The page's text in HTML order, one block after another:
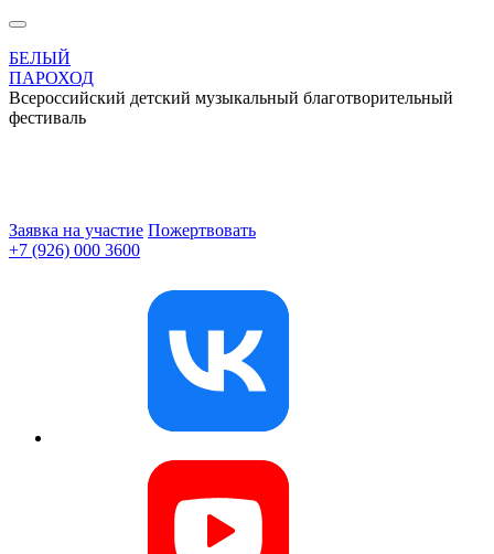
БЕЛЫЙ
ПАРОХОД
Всероссийский детский музыкальный благотворительный
фестиваль
Заявка на участие Пожертвовать
+7 (926) 000 3600